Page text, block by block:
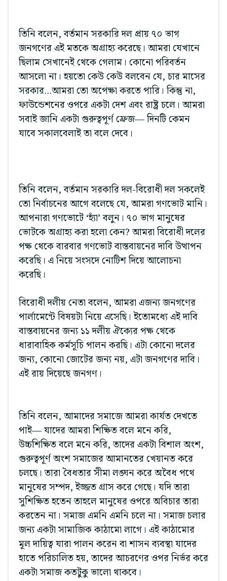
তিনি বলেন, বর্তমান সরকারি দল প্রায় ৭০ ভাগ
জনগণের এই মতকে অগ্রাহ্য করেছে। আমরা যেখানে
ছিলাম সেখানেই থেকে গেলাম। কোনো পরিবর্তন
আসলো না। হয়তো কেউ কেউ বলবেন যে, চার মাসের
সরকার...আমরা তো অপেক্ষা করতে পারি। কিন্তু না,
ফাউন্ডেশনের ওপরে একটা দেশ এবং রাষ্ট্র চলে। আমরা
সবাই জানি একটা গুরুত্বপূর্ণ ফ্রেজ— দিনটি কেমন
যাবে সকালবেলাই তা বলে দেবে।
তিনি বলেন, বর্তমান সরকারি দল-বিরোধী দল সকলেই
তো নির্বাচনের আগে বলেছে যে, আমরা গণভোট মানি।
আপনারা গণভোটে ‘হ্যাঁ’ বলুন। ৭০ ভাগ মানুষের
ভোটকে অগ্রাহ্য করা হলো কেন? আমরা বিরোধী দলের
পক্ষ থেকে বারবার গণভোট বাস্তবায়নের দাবি উত্থাপন
করেছি। এ নিয়ে সংসদে নোটিশ দিয়ে আলোচনা
করেছি।
বিরোধী দলীয় নেতা বলেন, আমরা এজন্য জনগণের
পার্লামেন্টে বিষয়টা নিয়ে এসেছি। ইতোমধ্যে এই দাবি
বাস্তবায়নের জন্য ১১ দলীয় ঐক্যের পক্ষ থেকে
ধারাবাহিক কর্মসূচি পালন করছি। এটা কোনো দলের
জন্য, কোনো জোটের জন্য নয়, এটা জনগণের দাবি।
এই রায় দিয়েছে জনগণ।
তিনি বলেন, আমাদের সমাজে আমরা কার্যত দেখতে
পাই— যাদের আমরা শিক্ষিত বলে মনে করি,
উচ্চশিক্ষিত বলে মনে করি, তাদের একটা বিশাল অংশ,
গুরুত্বপূর্ণ অংশ সমাজের আমানতের খেয়ানত করে
চলছে। তারা বৈধতার সীমা লঙ্ঘন করে অবৈধ পথে
মানুষের সম্পদ, ইজ্জত গ্রাস করে গেছে। যদি তারা
সুশিক্ষিত হতেন তাহলে মানুষের ওপরে অবিচার তারা
করতেন না। সমাজ এমনি এমনি চলে না। সমাজ চলার
জন্য একটা সামাজিক কাঠামো লাগে। এই কাঠামোর
মূল দায়িত্ব যারা পালন করেন বা শাসন ব্যবস্থা যাদের
হাতে পরিচালিত হয়, তাদের আচরণের ওপর নির্ভর করে
একটা সমাজ কতটুকু ভালো থাকবে।